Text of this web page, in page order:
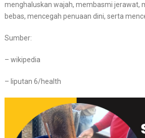
menghaluskan wajah, membasmi jerawat,
bebas, mencegah penuaan dini, serta
Sumber:
– wikipedia
– liputan 6/health